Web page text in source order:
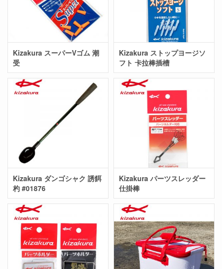
Kizakura スーパーVゴム 潮
受
Kizakura ストップヨージソ
フト 卡拉棒插槽
Kizakura ダンゴシャク 誘餌
杓 #01876
Kizakura パーツスレッダー
仕掛棒